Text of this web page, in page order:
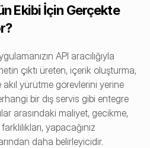
Ekibi İçin Gerçekte
API aracılığıyla
çıktı üreten, içerik oluşturma,
akıl yürütme görevlerini yerine
bir dış servis gibi entegre
arasındaki maliyet, gecikme,
yapacağınız
daha belirleyicidir.